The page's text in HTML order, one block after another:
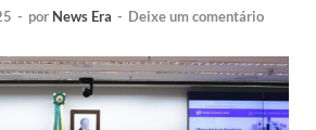
- por News Era - Deixe um comentário